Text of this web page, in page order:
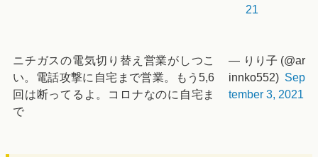
21
ニチガスの電気切り替え営業がしつこ
い。電話攻撃に自宅まで営業。もう5,6
回は断ってるよ。コロナなのに自宅ま
で
— りり子 (@ar
innko552) Sep
tember 3, 2021